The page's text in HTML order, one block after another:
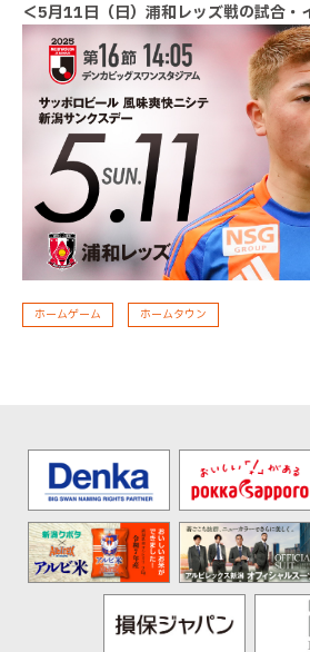
＜5月11日（日）浦和レッズ戦の試合・
ホームゲーム ホームタウン